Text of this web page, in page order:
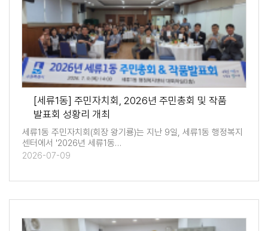
[세류1동] 주민자치회, 2026년 주민총회 및 작품
발표회 성황리 개최
세류1동 주민자치회(회장 왕기룡)는 지난 9일, 세류1동 행정복지
센터에서 '2026년 세류1동…
2026-07-09